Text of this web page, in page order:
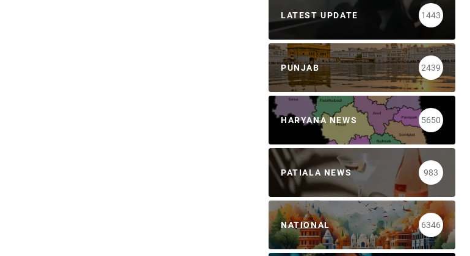
LATEST UPDATE 1443
PUNJAB 2439
HARYANA NEWS 5650
PATIALA NEWS 983
NATIONAL 6346